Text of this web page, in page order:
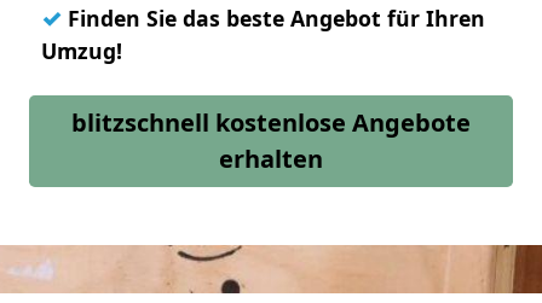
✓ Finden Sie das beste Angebot für Ihren
Umzug!
blitzschnell kostenlose Angebote
erhalten